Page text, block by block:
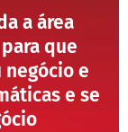
a área
que
negócio e
e se